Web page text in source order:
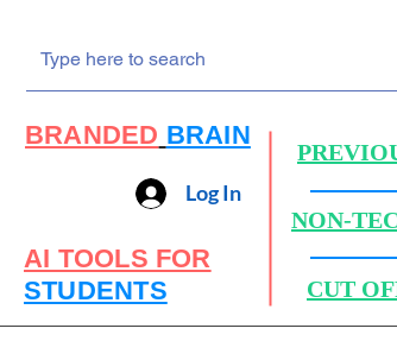
BRANDED BRAIN
Log In
NON-
AI TOOLS FOR
STUDENTS
CUT